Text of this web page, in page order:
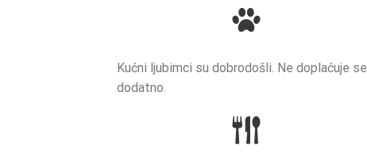
Kućni ljubimci su dobrodošli. Ne doplaćuje se
dodatno.